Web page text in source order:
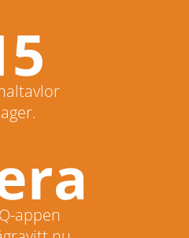
appen